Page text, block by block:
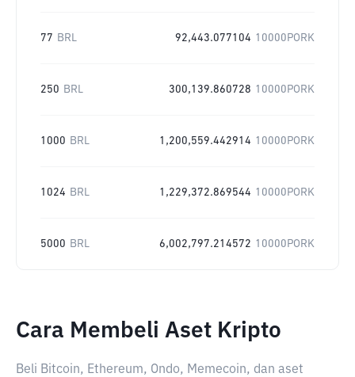
77 BRL 92,443.077104 10000PORK
250 BRL 300,139.860728 10000PORK
1000 BRL 1,200,559.442914 10000PORK
1024 BRL 1,229,372.869544 10000PORK
5000 BRL 6,002,797.214572 10000PORK
Cara Membeli Aset Kripto
Beli Bitcoin, Ethereum, Ondo, Memecoin, dan aset